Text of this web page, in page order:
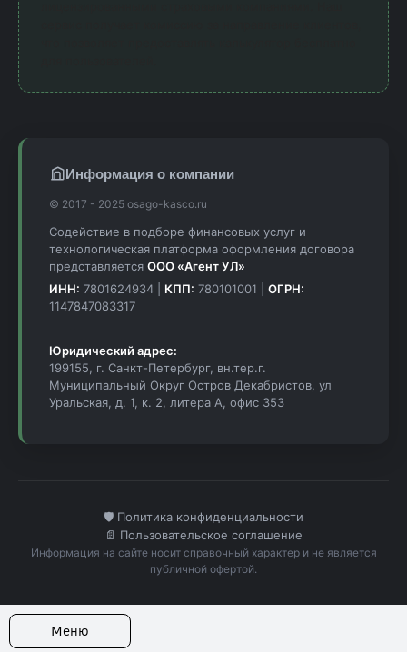
Информация о компании
© 2017 - 2025 osago-kasco.ru
Содействие в подборе финансовых услуг и
технологическая платформа оформления договора
представляется ООО «Агент УЛ»
ИНН: 7801624934 | КПП: 780101001 | ОГРН:
1147847083317
Юридический адрес:
199155, г. Санкт-Петербург, вн.тер.г.
Муниципальный Округ Остров Декабристов, ул
Уральская, д. 1, к. 2, литера А, офис 353
🛡️ Политика конфиденциальности
📄 Пользовательское соглашение
Информация на сайте носит справочный характер и не является
публичной офертой.
Меню